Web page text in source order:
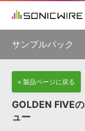
ソフト音源 »
プラグイン・エ
初音ミク NT
KAITO V3
VIENNA
EZ
サンプルパック
製品一覧
« 製品ページに戻る
GOLDEN FIVE
ュー